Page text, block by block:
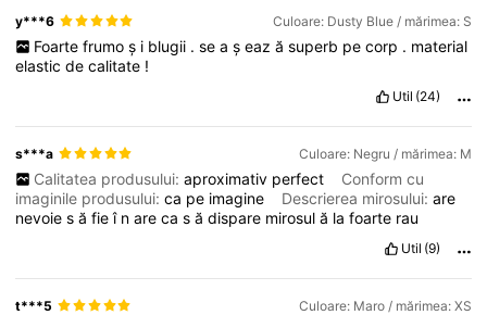
y***6 Culoare: Dusty Blue / mărimea: S
Foarte frumo ș i blugii . se a ș eaz ă superb pe corp . material
elasticdecalitate !
Util (24)
s***a Culoare: Negru / mărimea: M
Calitatea produsului: aproximativ perfect
Conform cu
imaginile produsului:ca pe imagine Descrierea mirosului:are
nevoiesăfieî narecasădispare mirosulă lafoarte rau
Util (9)
t***5 Culoare: Maro / mărimea: XS